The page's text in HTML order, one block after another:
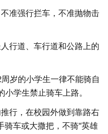
准强行拦车，不准抛物击
行道、车行道和公路上的
岁的小学生一律不能骑自
学生禁止骑车上路。
行，在校园外做到靠路右
骑车或大撒把，不骑"英雄